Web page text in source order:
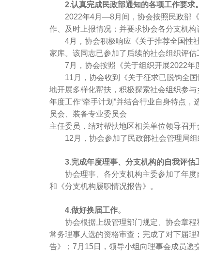
2.认真完成民政部通知的各项工作要求。
2022年4月—8月间，协会按照民政部《
作、及时上报情况；并要求协会各分支机
4月，协会积极响应《关于推荐全国性社
家库。该同志已参加了后续的社会组织评估
7月，协会按照《关于组织开展2022年度
11月，协会收到《关于征求已脱钩全国
地开展多样化帮扶，积极探索社会组织参
年度工作“牵手计划”并结合行业自身特点
员会、装备专业委员会
主任委员，结对帮扶地区相关单位领导召
12月，协会参加了民政部社会管理局组
3.完成年度理事、分支机构的自我评估
协会理事、各分支机构主委参加了年度
和《分支机构履职情况报告》。
4.做好换届工作。
协会根据上级管理部门规定、协会章程
常务理事人选的资格审查；完成了对下届
告》；7月15日，领导小组向理事会成员递